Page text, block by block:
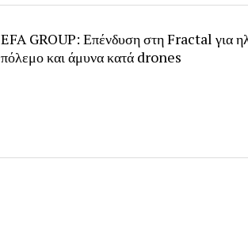
EFA GROUP: Επένδυση στη Fractal για
πόλεμο και άμυνα κατά drones